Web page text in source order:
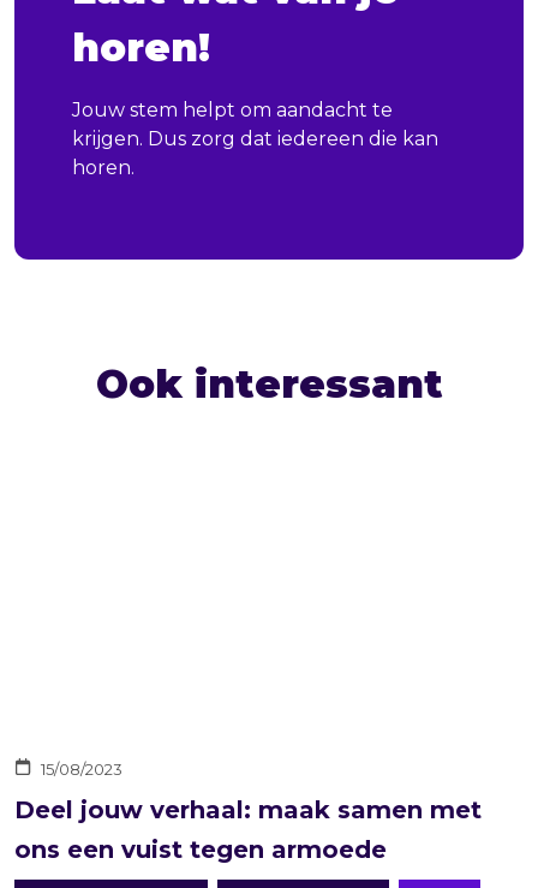
horen!
Jouw stem helpt om aandacht te
krijgen. Dus zorg dat iedereen die kan
horen.
Ook interessant
15/08/2023
Deel jouw verhaal: maak samen met
ons een vuist tegen armoede